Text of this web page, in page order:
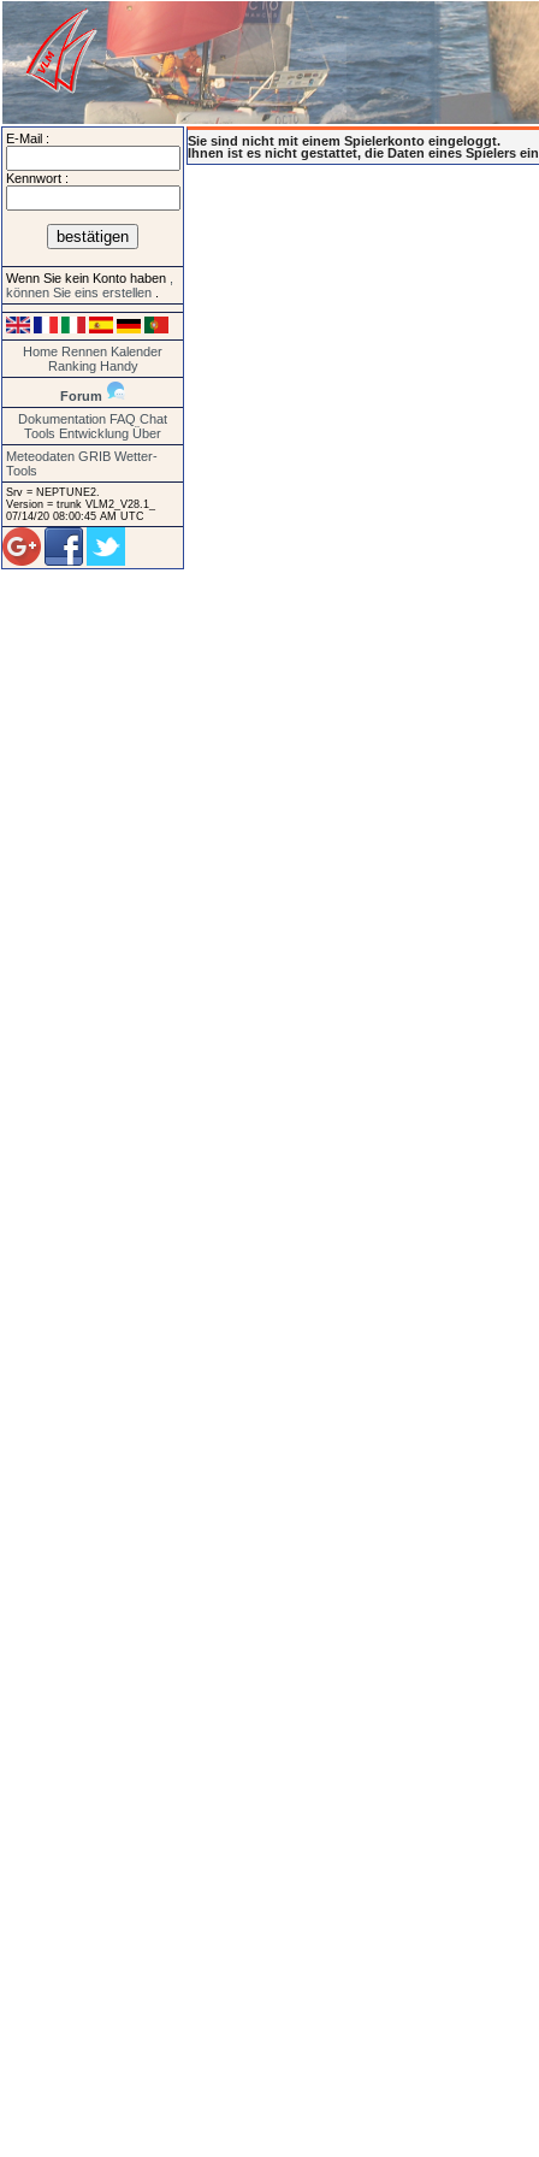
E-Mail :
Kennwort :
Wenn Sie kein Konto haben
können Sie eins erstellen
Home Rennen Kalender
Ranking Handy
Forum
Dokumentation FAQ Chat
Tools Entwicklung Über
Meteodaten GRIB Wetter-
Tools
Srv = NEPTUNE2.
Version = trunk VLM2_V28.1_
07/14/20 08:00:45 AM UTC
Sie sind nicht mit einem Spielerkonto eingeloggt.
Ihnen ist es nicht gestattet, die Daten eines Spielers